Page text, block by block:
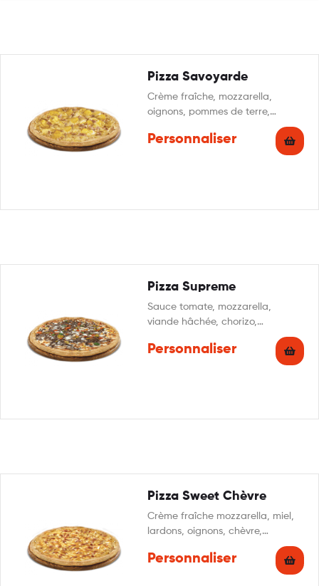
Pizza Savoyarde
Crème fraîche, mozzarella,
oignons, pommes de terre,
lardons, reblochon, persillade.
Personnaliser
Pizza Supreme
Sauce tomate, mozzarella,
viande hâchée, chorizo,
champignons, oignons, poivrons,
origan
Personnaliser
Pizza Sweet Chèvre
Crème fraîche mozzarella, miel,
lardons, oignons, chèvre,
Personnaliser